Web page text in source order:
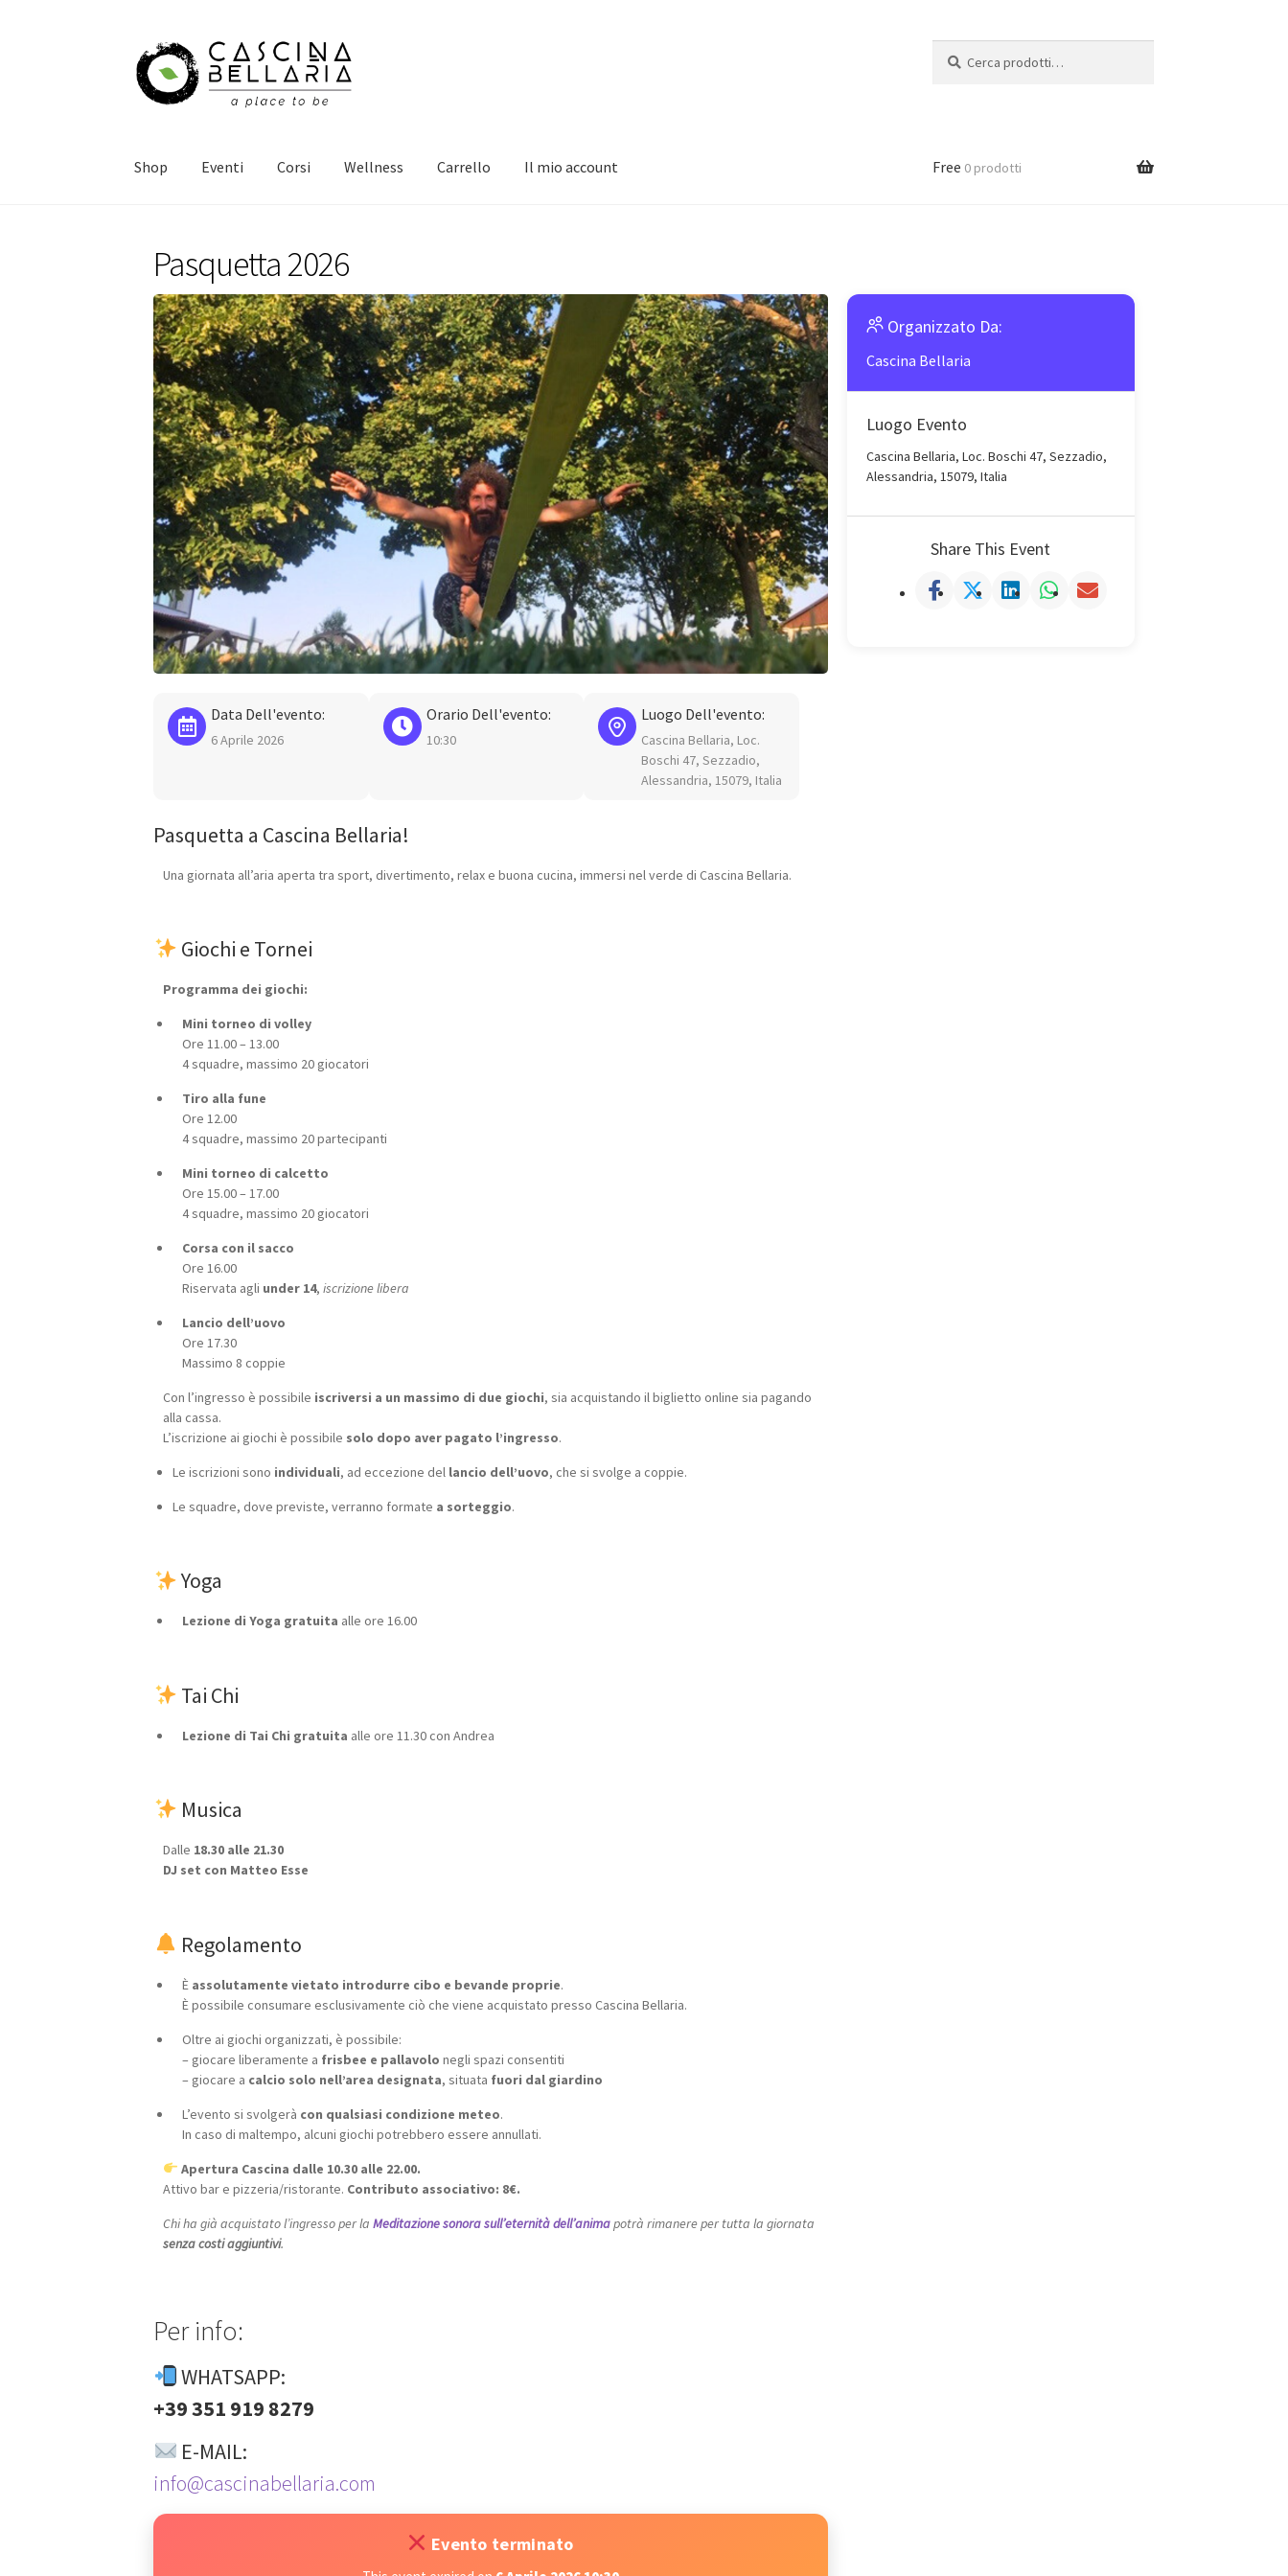
Vai
alla
navigazione
Vai
al
contenuto
Shop Eventi Corsi Wellness Carrello Il mio account Free 0 prodotti
Pasquetta 2026
Data Dell'evento:
6 Aprile 2026
Orario Dell'evento:
10:30
Luogo Dell'evento:
Cascina Bellaria, Loc.
Boschi 47, Sezzadio,
Alessandria, 15079, Italia
Pasquetta a Cascina Bellaria!
Una giornata all’aria aperta tra sport, divertimento, relax e buona cucina, immersi nel verde di Cascina Bellaria.
Giochi e Tornei
Programma dei giochi:
Mini torneo di volley
Ore 11.00 – 13.00
4 squadre, massimo 20 giocatori
Tiro alla fune
Ore 12.00
4 squadre, massimo 20 partecipanti
Mini torneo di calcetto
Ore 15.00 – 17.00
4 squadre, massimo 20 giocatori
Corsa con il sacco
Ore 16.00
Riservata agli under 14,iscrizione libera
Lancio dell’uovo
Ore 17.30
Massimo 8 coppie
Con l’ingresso è possibile iscriversi a un massimo di due giochi, sia acquistando il biglietto online sia pagando
alla cassa.
L’iscrizione ai giochi è possibile solo dopo aver pagato l’ingresso.
Le iscrizioni sono individuali, ad eccezione del lancio dell’uovo, che si svolge a coppie.
Le squadre, dove previste, verranno formate a sorteggio.
Yoga
Lezione di Yoga gratuita alle ore 16.00
Tai Chi
Lezione di Tai Chi gratuita alle ore 11.30 con Andrea
Musica
Dalle 18.30 alle 21.30
DJ set con Matteo Esse
Regolamento
È assolutamente vietato introdurre cibo e bevande proprie.
È possibile consumare esclusivamente ciò che viene acquistato presso Cascina Bellaria.
Oltre ai giochi organizzati, è possibile:
– giocare liberamente a frisbee e pallavolo negli spazi consentiti
– giocare a calcio solo nell’area designata, situata fuori dal giardino
L’evento si svolgerà con qualsiasi condizione meteo.
In caso di maltempo, alcuni giochi potrebbero essere annullati.
Apertura Cascina dalle 10.30 alle 22.00.
Attivo bar e pizzeria/ristorante. Contributo associativo: 8€.
Chi ha già acquistato l’ingresso per laMeditazione sonora sull’eternità dell’animapotrà rimanere per tutta la giornata
senza costi aggiuntivi.
Per info:
WHATSAPP:
+39 351 919 8279
E-MAIL:
info@cascinabellaria.com
Evento terminato
Organizzato Da:
Cascina Bellaria
Luogo Evento
Cascina Bellaria, Loc. Boschi 47, Sezzadio,
Alessandria, 15079, Italia
Share This Event